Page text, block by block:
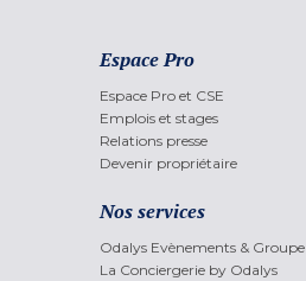
Espace Pro
Espace Pro et CSE
Emplois et stages
Relations presse
Devenir propriétaire
Nos services
Odalys Evènements & Groupe
La Conciergerie by Odalys